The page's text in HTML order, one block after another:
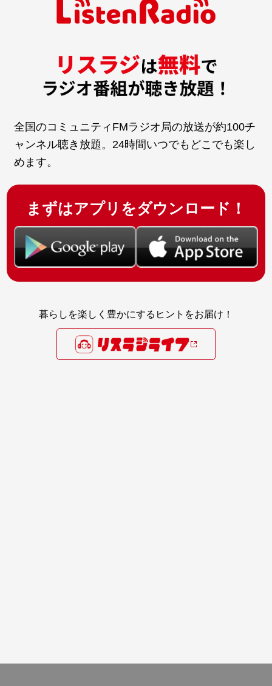
全国のコミュニティFMラジオ局の放送が約100チ
ャンネル聴き放題。24時間いつでもどこでも楽し
めます。
まずはアプリをダウンロード！
暮らしを楽しく豊かにするヒントをお届け！